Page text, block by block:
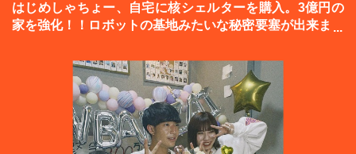
はじめしゃちょー、自宅に核シェルターを購入。3億円の
家を強化！！ロボットの基地みたいな秘密要塞が出来まし